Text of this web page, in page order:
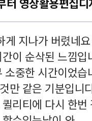
지나가 버렸네
이 순삭된 느낌
소중한 시간이었
만 같은 기분입니
리티에 다시 한